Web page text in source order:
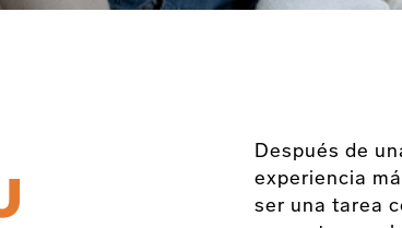
Después de
experiencia
ser una tarea